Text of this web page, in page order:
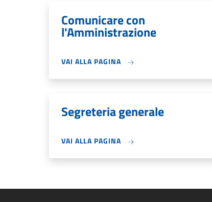
Comunicare con
l'Amministrazione
VAI ALLA PAGINA
Segreteria generale
VAI ALLA PAGINA